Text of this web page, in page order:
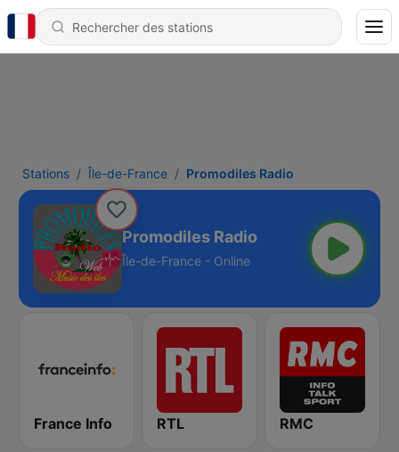
Stations Île-de-France Promodiles Radio
Promodiles Radio
Île-de-France - Online
France Info RTL RMC